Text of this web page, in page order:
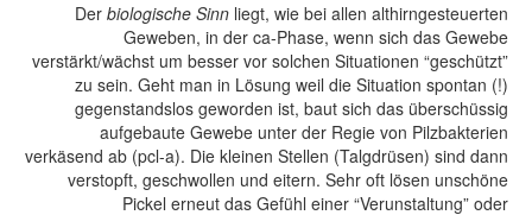
Der biologische Sinn liegt, wie bei allen althirngesteuerten
Geweben, in der ca-Phase, wenn sich das Gewebe
verstärkt/wächst um besser vor solchen Situationen “geschützt”
zu sein. Geht man in Lösung weil die Situation spontan (!)
gegenstandslos geworden ist, baut sich das überschüssig
aufgebaute Gewebe unter der Regie von Pilzbakterien
verkäsend ab (pcl-a). Die kleinen Stellen (Talgdrüsen) sind dann
verstopft, geschwollen und eitern. Sehr oft lösen unschöne
Pickel erneut das Gefühl einer “Verunstaltung” oder